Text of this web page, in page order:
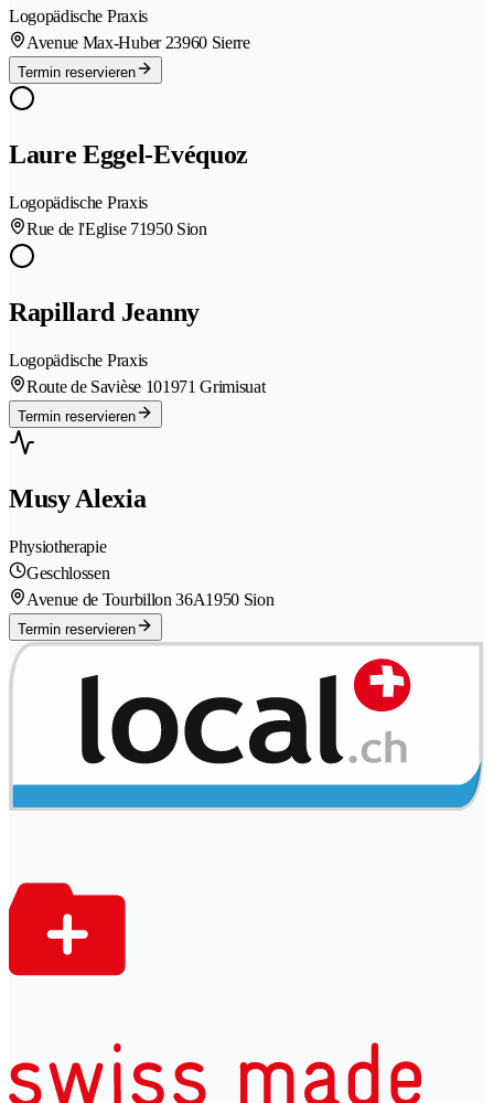
Logopädische Praxis
Avenue Max-Huber 23960 Sierre
Termin reservieren
Laure Eggel-Evéquoz
Logopädische Praxis
Rue de l'Eglise 71950 Sion
Rapillard Jeanny
Logopädische Praxis
Route de Savièse 101971 Grimisuat
Termin reservieren
Musy Alexia
Physiotherapie
Geschlossen
Avenue de Tourbillon 36A1950 Sion
Termin reservieren